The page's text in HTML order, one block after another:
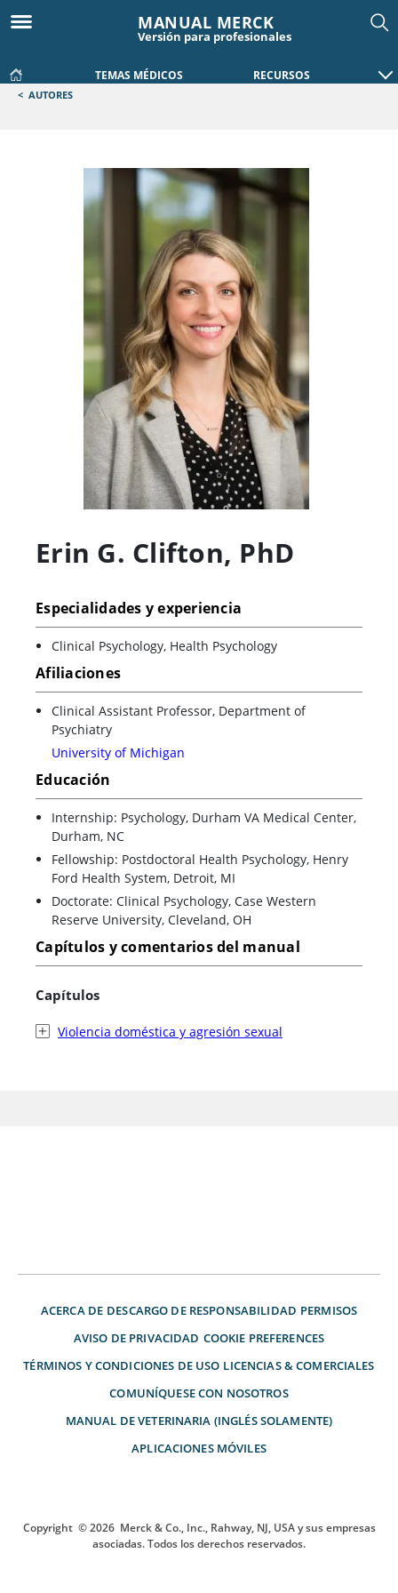
MANUAL MERCK
Versión para profesionales
TEMAS MÉDICOS RECURSOS
< AUTORES
Erin G. Clifton, PhD
Especialidades y experiencia
Clinical Psychology, Health Psychology
Afiliaciones
Clinical Assistant Professor, Department of
Psychiatry
University of Michigan
Educación
Internship: Psychology, Durham VA Medical Center,
Durham, NC
Fellowship: Postdoctoral Health Psychology, Henry
Ford Health System, Detroit, MI
Doctorate: Clinical Psychology, Case Western
Reserve University, Cleveland, OH
Capítulos y comentarios del manual
Capítulos
Violencia doméstica y agresión sexual
ACERCA DE DESCARGO DE RESPONSABILIDAD PERMISOS
AVISO DE PRIVACIDAD COOKIE PREFERENCES
TÉRMINOS Y CONDICIONES DE USO LICENCIAS & COMERCIALES
COMUNÍQUESE CON NOSOTROS
MANUAL DE VETERINARIA (INGLÉS SOLAMENTE)
APLICACIONES MÓVILES
Copyright © 2026 Merck & Co., Inc., Rahway, NJ, USA y sus empresas
asociadas. Todos los derechos reservados.